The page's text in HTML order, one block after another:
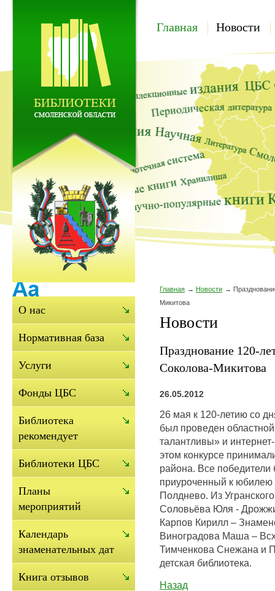
Главная Новости
Главная Новости
Микитова
Новости
Празднование 120-
Соколова-Микитова
26.05.2012
26 мая к 120-летию со
был проведен
талантливы» и
этом конкурсе
района. Все
приуроченный к юбилею
Полднево. Из
Соловьёва Юля -
Карпов Кирилл –
Виноградова Маша –
Тимченкова Снежана и
детская библиотека.
Назад
О нас
Нормативная база
Услуги
Фонды ЦБС
Библиотека
рекомендует
Библиотеки ЦБС
Планы
мероприятий
Календарь
знаменательных дат
Книга отзывов